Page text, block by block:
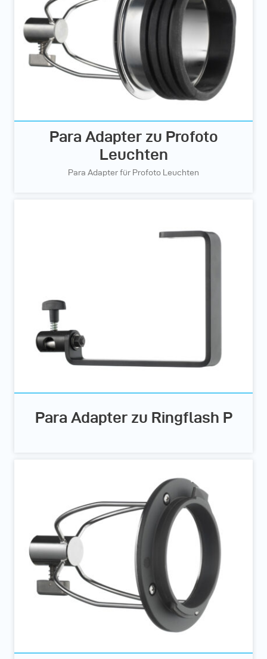
Para Adapter zu Profoto
Leuchten
Para Adapter für Profoto Leuchten
Para Adapter zu Ringflash P